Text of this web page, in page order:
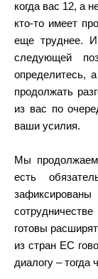
когда вас 12, а
кто-то имеет
еще труднее.
следующей
определитесь,
продолжать
из вас по
ваши усилия.
Мы
есть
готовы
из стран ЕС
диалогу – тогда